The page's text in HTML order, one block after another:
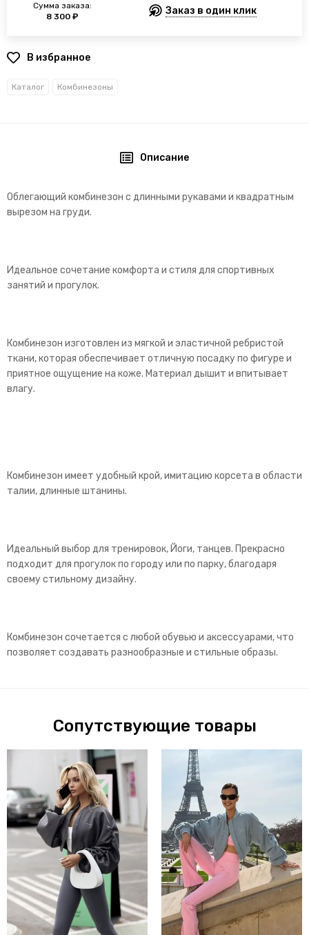
Сумма заказа:
8 300 ₽
Заказ в один клик
В избранное
Каталог Комбинезоны
Описание
Облегающий комбинезон с длинными рукавами и квадратным
вырезом на груди.
Идеальное сочетание комфорта и стиля для спортивных
занятий и прогулок.
Комбинезон изготовлен из мягкой и эластичной ребристой
ткани, которая обеспечивает отличную посадку по фигуре и
приятное ощущение на коже. Материал дышит и впитывает
влагу.
Комбинезон имеет удобный крой, имитацию корсета в области
талии, длинные штанины.
Идеальный выбор для тренировок, Йоги, танцев. Прекрасно
подходит для прогулок по городу или по парку, благодаря
своему стильному дизайну.
Комбинезон сочетается с любой обувью и аксессуарами, что
позволяет создавать разнообразные и стильные образы.
Сопутствующие товары